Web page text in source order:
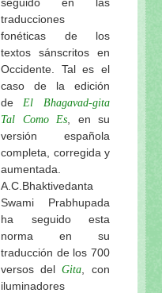
traducciones
fonéticas de los
textos sánscritos en
Occidente. Tal es el
caso de la edición
de El Bhagavad-gita
Tal Como Es , en su
versión española
completa, corregida y
aumentada.
A.C.Bhaktivedanta
Swami Prabhupada
ha seguido esta
norma en su
traducción de los 700
versos del Gita , con
iluminadores